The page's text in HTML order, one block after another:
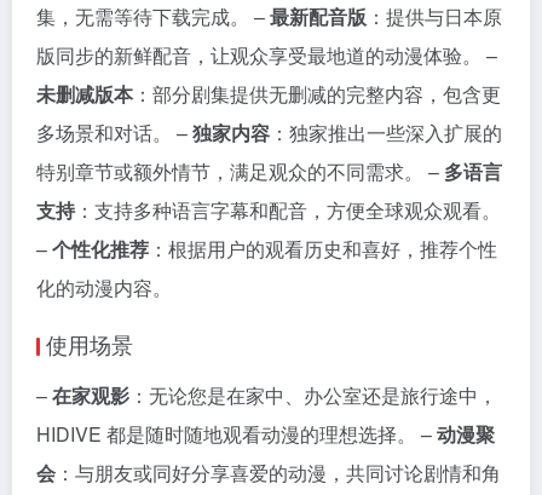
集，无需等待下载完成。 –最新配音版 ：提供与日本原
版同步的新鲜配音，让观众享受最地道的动漫体验。 –
未删减版本：部分剧集提供无删减的完整内容，包含更
多场景和对话。 –独家内容 ：独家推出一些深入扩展的
特别章节或额外情节，满足观众的不同需求。 – 多语言
支持 ：支持多种语言字幕和配音，方便全球观众观看。
–个性化推荐 ：根据用户的观看历史和喜好，推荐个性
化的动漫内容。
使用场景
–在家观影 ：无论您是在家中、办公室还是旅行途中，
HIDIVE 都是随时随地观看动漫的理想选择。 –动漫聚
会 ：与朋友或同好分享喜爱的动漫，共同讨论剧情和角